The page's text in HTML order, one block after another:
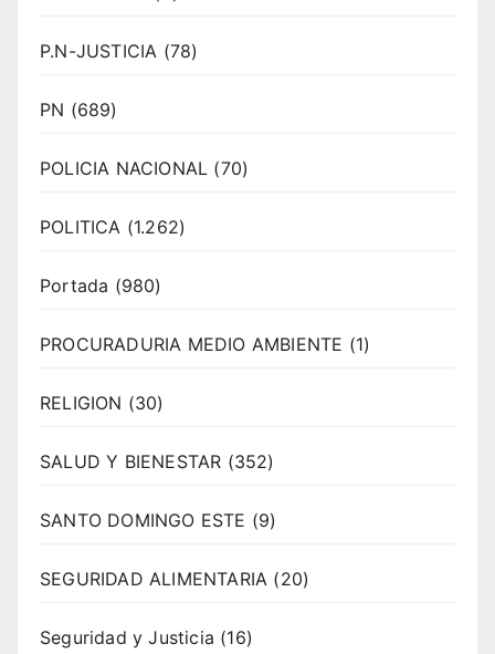
P.N-JUSTICIA (78)
PN (689)
POLICIA NACIONAL (70)
POLITICA (1.262)
Portada (980)
PROCURADURIA MEDIO AMBIENTE (1)
RELIGION (30)
SALUD Y BIENESTAR (352)
SANTO DOMINGO ESTE (9)
SEGURIDAD ALIMENTARIA (20)
Seguridad y Justicia (16)